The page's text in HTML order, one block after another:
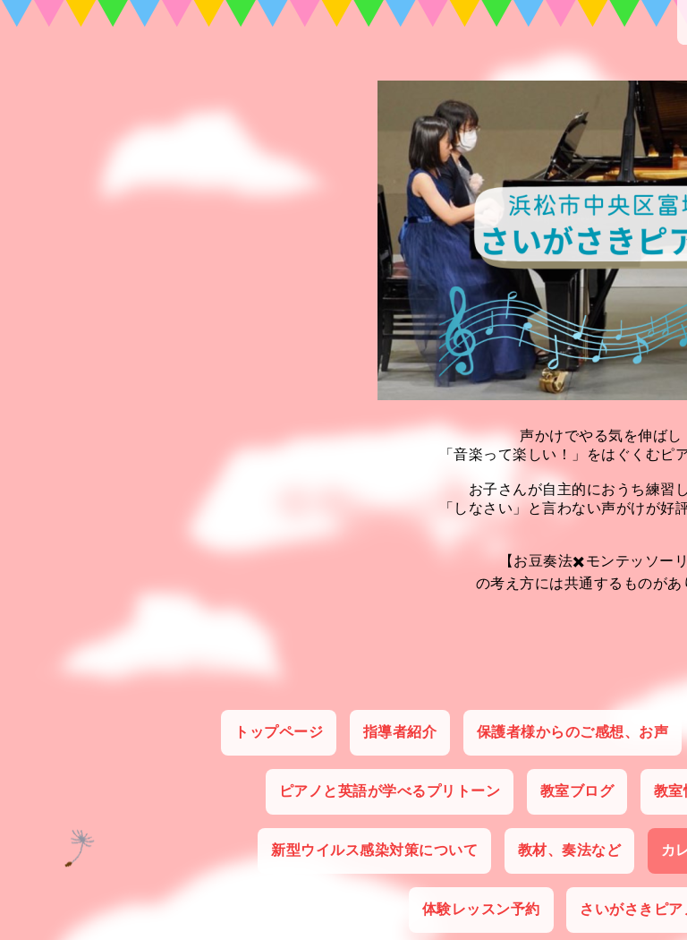
声かけでやる気を伸ばし
「音楽って楽しい！」をはぐくむピ
お子さんが自主的におうち練習
「しなさい」と言わない声がけが好
【お豆奏法✖️モンテッソーリ
の考え方には共通するものがあ
トップページ 指導者紹介 保護者様からのご感想、お声
ピアノと英語が学べるプリトーン 教室ブログ 教
新型ウイルス感染対策について 教材、奏法など カ
体験レッスン予約 さいがさきピ